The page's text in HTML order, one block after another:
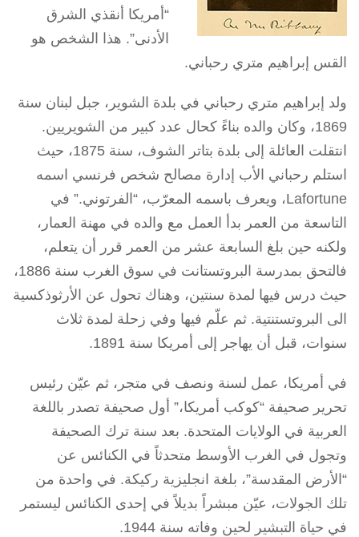
“أمريكا أنقذي الشرق
الأدنى”. هذا الشخص هو
القس إبراهيم متري رحباني.
ولد إبراهيم متري رحباني في بلدة الشوير، جبل لبنان سنة
1869، وكان والده بناءً كحال عدد كبير من الشويريين.
انتقلت العائلة إلى بلدة بتاتر الشوف، سنة 1875، حيث
استلم رحباني الأب إدارة مصالح شخص فرنسي اسمه
Lafortune، ويعرف باسمه المعرّب، “الفرتوني.” في
التاسعة من العمر بدأ العمل مع والده في مهنة العمار،
ولكنه حين بلغ السابعة عشر من العمر قرر أن يتعلم،
فالتحق بمدرسة البروتستانت في سوق الغرب سنة 1886،
حيث درس فيها لمدة سنتين، وهناك تحول عن الأرثوذكسية
الى البروتستنتية. ثم علّم فيها وفي زحلة لمدة ثلاث
سنوات، قبل أن يهاجر إلى أمريكا سنة 1891.
في أمريكا، عمل لسنة ونصف في متجر، ثم عيّن رئيس
تحرير صحيفة “كوكب أمريكا،” أول صحيفة تصدر باللغة
العربية في الولايات المتحدة. بعد سنة ترك الصحيفة
وتجول في الغرب الأوسط متحدثاً في الكنائس عن
“الأرض المقدسة”، بلغة انجليزية ركيكة. في واحدة من
تلك الجولات، عيّن مبشراً بديلاً في إحدى الكنائس ليستمر
في حياة التبشير لحين وفاته سنة 1944.